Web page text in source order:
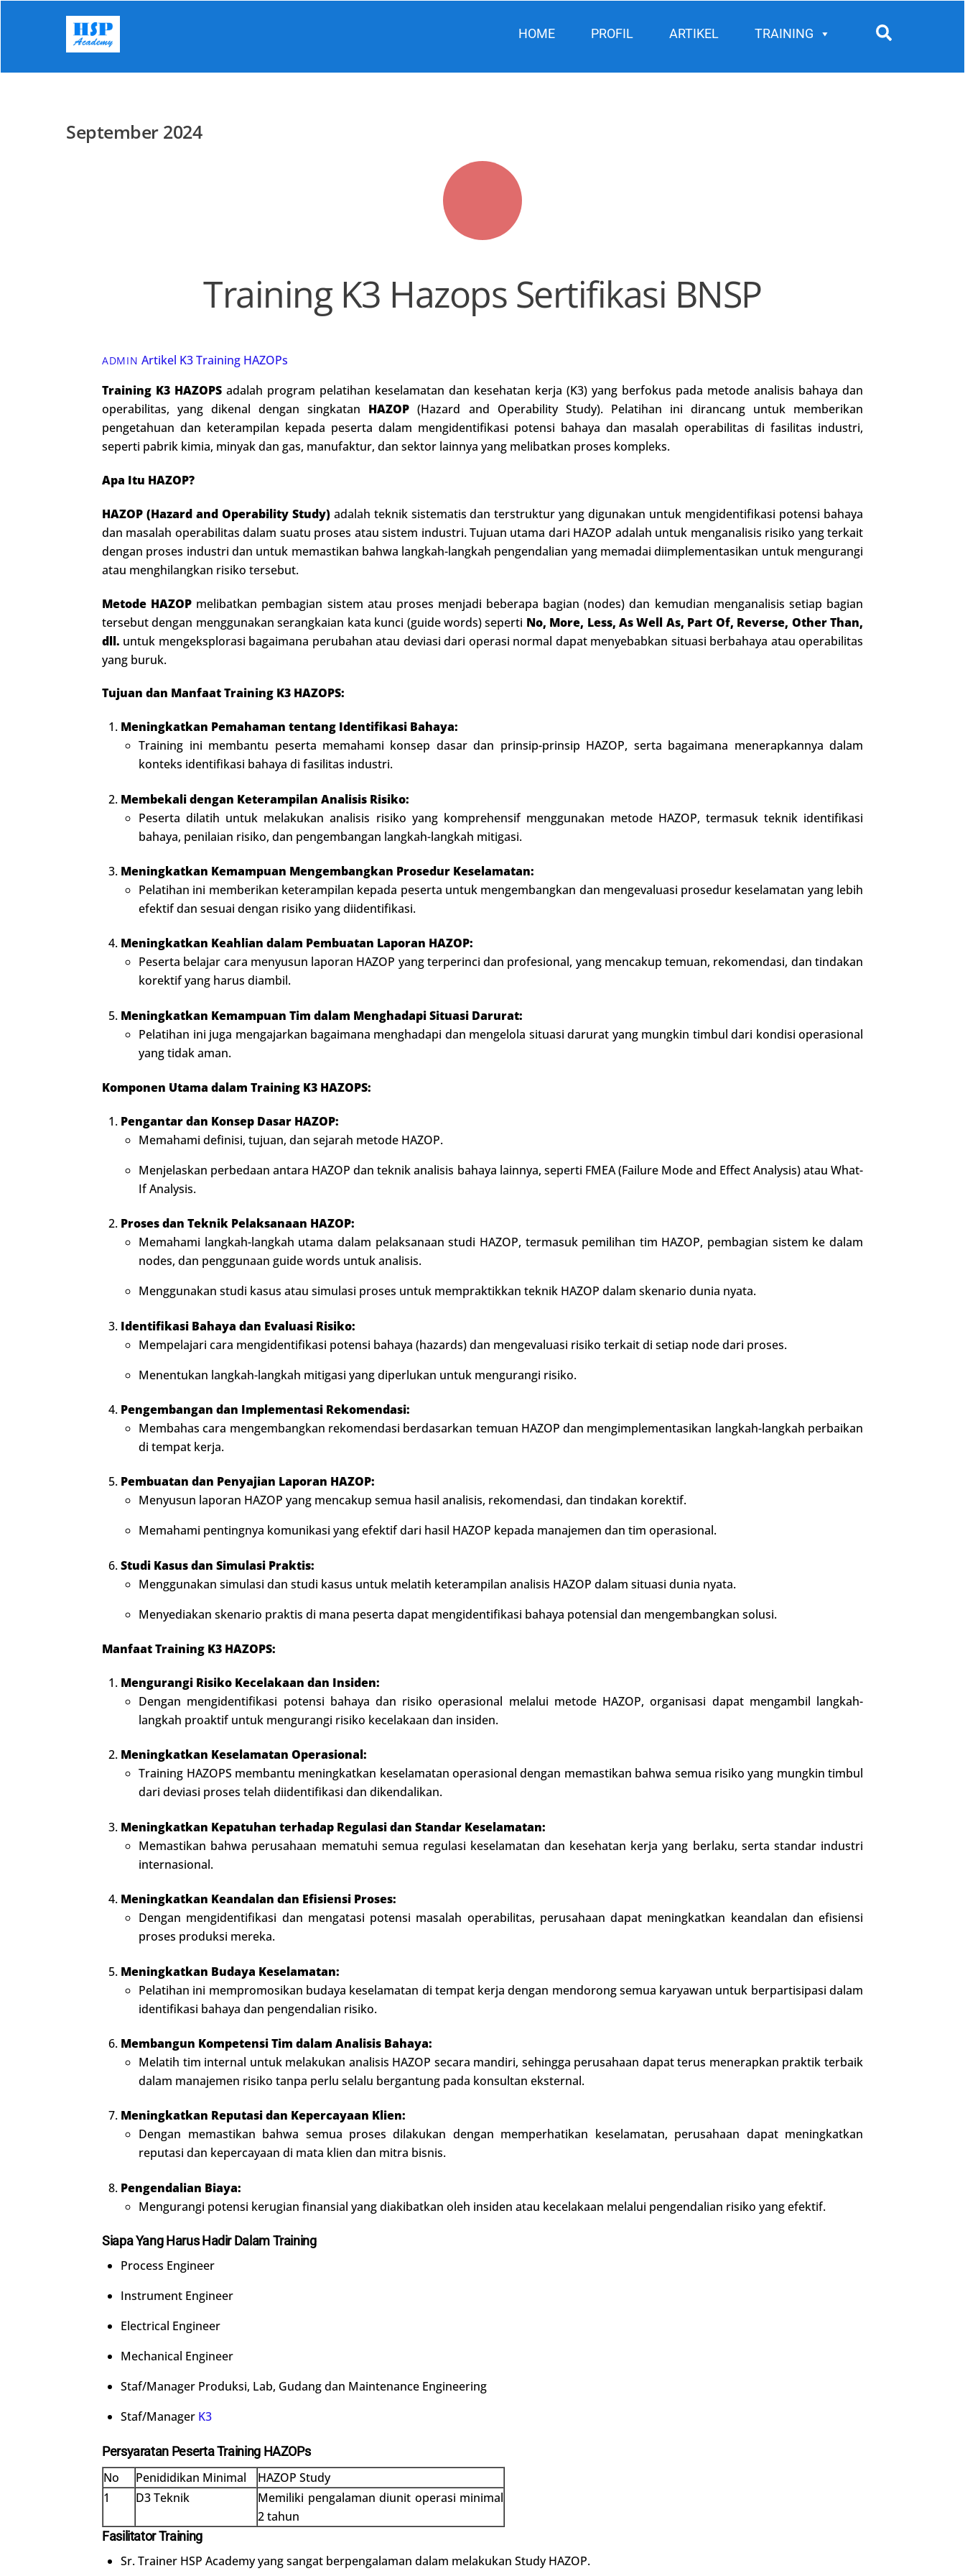
HOME PROFIL ARTIKEL TRAINING
September 2024
Training K3 Hazops Sertifikasi BNSP
ADMIN Artikel K3Training HAZOPs
Training K3 HAZOPS adalah program pelatihan keselamatan dan kesehatan kerja (K3) yang berfokus pada metode analisis bahaya dan
operabilitas, yang dikenal dengan singkatan HAZOP (Hazard and Operability Study). Pelatihan ini dirancang untuk memberikan
pengetahuan dan keterampilan kepada peserta dalam mengidentifikasi potensi bahaya dan masalah operabilitas di fasilitas industri,
seperti pabrik kimia, minyak dan gas, manufaktur, dan sektor lainnya yang melibatkan proses kompleks.
Apa Itu HAZOP?
HAZOP (Hazard and Operability Study)adalah teknik sistematis dan terstruktur yang digunakan untuk mengidentifikasi potensi bahaya
dan masalah operabilitas dalam suatu proses atau sistem industri. Tujuan utama dari HAZOP adalah untuk menganalisis risiko yang terkait
dengan proses industri dan untuk memastikan bahwa langkah-langkah pengendalian yang memadai diimplementasikan untuk mengurangi
atau menghilangkan risiko tersebut.
Metode HAZOP melibatkan pembagian sistem atau proses menjadi beberapa bagian (nodes) dan kemudian menganalisis setiap bagian
tersebut dengan menggunakan serangkaian kata kunci (guide words) seperti No, More, Less, As Well As, Part Of, Reverse, Other Than,
dll. untuk mengeksplorasi bagaimana perubahan atau deviasi dari operasi normal dapat menyebabkan situasi berbahaya atau operabilitas
yang buruk.
Tujuan dan Manfaat Training K3 HAZOPS:
Meningkatkan Pemahaman tentang Identifikasi Bahaya:
Training ini membantu peserta memahami konsep dasar dan prinsip-prinsip HAZOP, serta bagaimana menerapkannya dalam
konteks identifikasi bahaya di fasilitas industri.
Membekali dengan Keterampilan Analisis Risiko:
Peserta dilatih untuk melakukan analisis risiko yang komprehensif menggunakan metode HAZOP, termasuk teknik identifikasi
bahaya, penilaian risiko, dan pengembangan langkah-langkah mitigasi.
Meningkatkan Kemampuan Mengembangkan Prosedur Keselamatan:
Pelatihan ini memberikan keterampilan kepada peserta untuk mengembangkan dan mengevaluasi prosedur keselamatan yang lebih
efektif dan sesuai dengan risiko yang diidentifikasi.
Meningkatkan Keahlian dalam Pembuatan Laporan HAZOP:
Peserta belajar cara menyusun laporan HAZOP yang terperinci dan profesional, yang mencakup temuan, rekomendasi, dan tindakan
korektif yang harus diambil.
Meningkatkan Kemampuan Tim dalam Menghadapi Situasi Darurat:
Pelatihan ini juga mengajarkan bagaimana menghadapi dan mengelola situasi darurat yang mungkin timbul dari kondisi operasional
yang tidak aman.
Komponen Utama dalam Training K3 HAZOPS:
Pengantar dan Konsep Dasar HAZOP:
Memahami definisi, tujuan, dan sejarah metode HAZOP.
Menjelaskan perbedaan antara HAZOP dan teknik analisis bahaya lainnya, seperti FMEA (Failure Mode and Effect Analysis) atau What-
If Analysis.
Proses dan Teknik Pelaksanaan HAZOP:
Memahami langkah-langkah utama dalam pelaksanaan studi HAZOP, termasuk pemilihan tim HAZOP, pembagian sistem ke dalam
nodes, dan penggunaan guide words untuk analisis.
Menggunakan studi kasus atau simulasi proses untuk mempraktikkan teknik HAZOP dalam skenario dunia nyata.
Identifikasi Bahaya dan Evaluasi Risiko:
Mempelajari cara mengidentifikasi potensi bahaya (hazards) dan mengevaluasi risiko terkait di setiap node dari proses.
Menentukan langkah-langkah mitigasi yang diperlukan untuk mengurangi risiko.
Pengembangan dan Implementasi Rekomendasi:
Membahas cara mengembangkan rekomendasi berdasarkan temuan HAZOP dan mengimplementasikan langkah-langkah perbaikan
di tempat kerja.
Pembuatan dan Penyajian Laporan HAZOP:
Menyusun laporan HAZOP yang mencakup semua hasil analisis, rekomendasi, dan tindakan korektif.
Memahami pentingnya komunikasi yang efektif dari hasil HAZOP kepada manajemen dan tim operasional.
Studi Kasus dan Simulasi Praktis:
Menggunakan simulasi dan studi kasus untuk melatih keterampilan analisis HAZOP dalam situasi dunia nyata.
Menyediakan skenario praktis di mana peserta dapat mengidentifikasi bahaya potensial dan mengembangkan solusi.
Manfaat Training K3 HAZOPS:
Mengurangi Risiko Kecelakaan dan Insiden:
Dengan mengidentifikasi potensi bahaya dan risiko operasional melalui metode HAZOP, organisasi dapat mengambil langkah-
langkah proaktif untuk mengurangi risiko kecelakaan dan insiden.
Meningkatkan Keselamatan Operasional:
Training HAZOPS membantu meningkatkan keselamatan operasional dengan memastikan bahwa semua risiko yang mungkin timbul
dari deviasi proses telah diidentifikasi dan dikendalikan.
Meningkatkan Kepatuhan terhadap Regulasi dan Standar Keselamatan:
Memastikan bahwa perusahaan mematuhi semua regulasi keselamatan dan kesehatan kerja yang berlaku, serta standar industri
internasional.
Meningkatkan Keandalan dan Efisiensi Proses:
Dengan mengidentifikasi dan mengatasi potensi masalah operabilitas, perusahaan dapat meningkatkan keandalan dan efisiensi
proses produksi mereka.
Meningkatkan Budaya Keselamatan:
Pelatihan ini mempromosikan budaya keselamatan di tempat kerja dengan mendorong semua karyawan untuk berpartisipasi dalam
identifikasi bahaya dan pengendalian risiko.
Membangun Kompetensi Tim dalam Analisis Bahaya:
Melatih tim internal untuk melakukan analisis HAZOP secara mandiri, sehingga perusahaan dapat terus menerapkan praktik terbaik
dalam manajemen risiko tanpa perlu selalu bergantung pada konsultan eksternal.
Meningkatkan Reputasi dan Kepercayaan Klien:
Dengan memastikan bahwa semua proses dilakukan dengan memperhatikan keselamatan, perusahaan dapat meningkatkan
reputasi dan kepercayaan di mata klien dan mitra bisnis.
Pengendalian Biaya:
Mengurangi potensi kerugian finansial yang diakibatkan oleh insiden atau kecelakaan melalui pengendalian risiko yang efektif.
Siapa Yang Harus Hadir Dalam Training
Process Engineer
Instrument Engineer
Electrical Engineer
Mechanical Engineer
Staf/Manager Produksi, Lab, Gudang dan Maintenance Engineering
Staf/Manager K3
Persyaratan Peserta Training HAZOPs
No Penididikan Minimal
HAZOP Study
1
D3 Teknik
Memiliki pengalaman diunit operasi minimal
2 tahun
Fasilitator Training
Sr. Trainer HSP Academy yang sangat berpengalaman dalam melakukan Study HAZOP.